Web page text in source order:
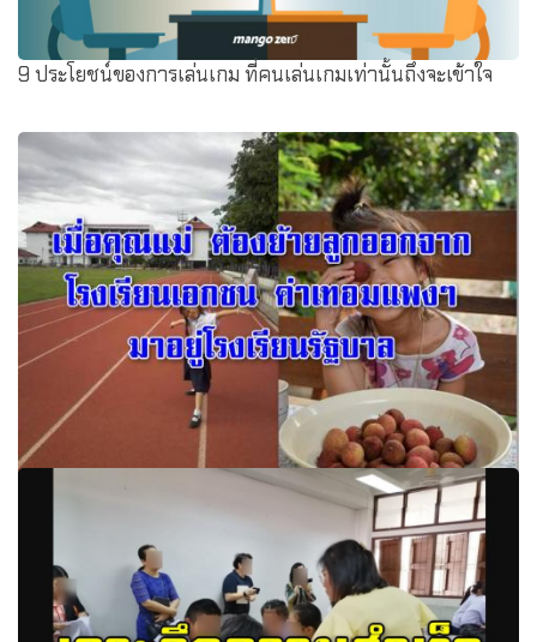
9 ประโยชน์ของการเล่นเกม ที่คนเล่นเกมเท่านั้นถึงจะเข้าใจ
เมื่อคุณแม่ ต้องย้ายลูกออกจากโรงเรียนเอกชนค่าเทอมแพง ๆ